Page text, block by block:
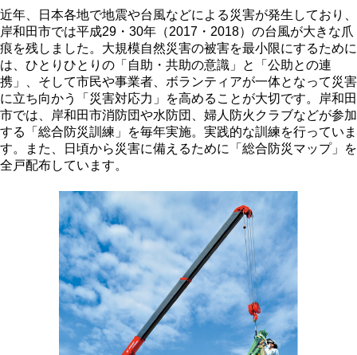
近年、日本各地で地震や台風などによる災害が発生しており、
岸和田市では平成29・30年（2017・2018）の台風が大きな爪
痕を残しました。大規模自然災害の被害を最小限にするために
は、ひとりひとりの「自助・共助の意識」と「公助との連
携」、そして市民や事業者、ボランティアが一体となって災害
に立ち向かう「災害対応力」を高めることが大切です。岸和田
市では、岸和田市消防団や水防団、婦人防火クラブなどが参加
する「総合防災訓練」を毎年実施。実践的な訓練を行っていま
す。また、日頃から災害に備えるために「総合防災マップ」を
全戸配布しています。